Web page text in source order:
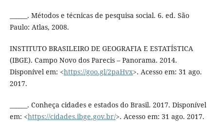
______. Métodos e técnicas de pesquisa social. 6. ed. São
Paulo: Atlas, 2008.
INSTITUTO BRASILEIRO DE GEOGRAFIA E ESTATÍSTICA
(IBGE). Campo Novo dos Parecis – Panorama. 2014.
Disponível em: <https://goo.gl/2paHvx>. Acesso em: 31 ago.
2017.
______. Conheça cidades e estados do Brasil. 2017. Disponível
em: <https://cidades.ibge.gov.br/>. Acesso em: 31 ago. 2017.